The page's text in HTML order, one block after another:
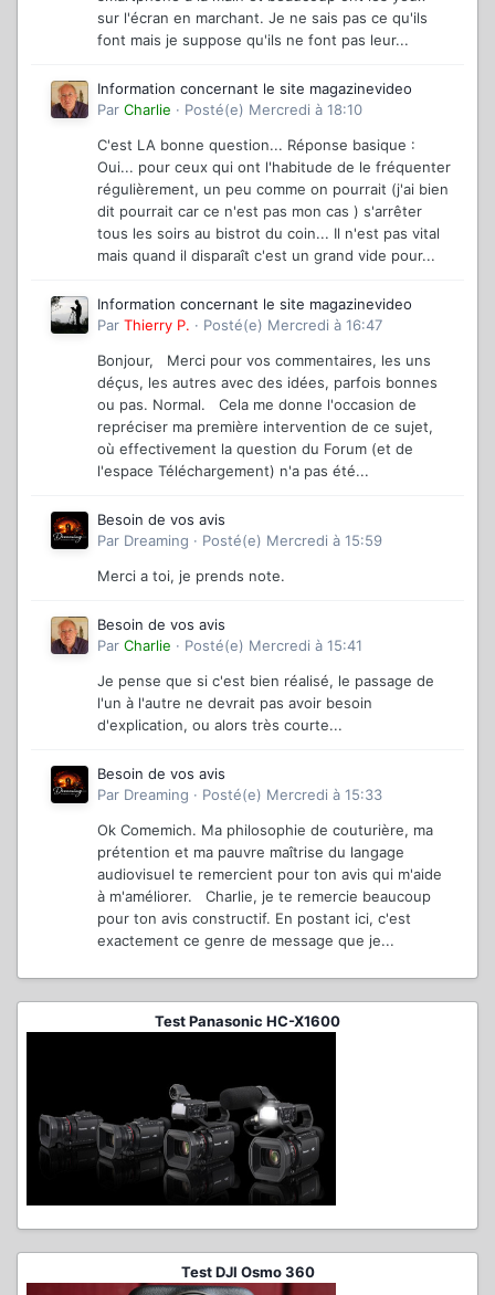
sur l'écran en marchant. Je ne sais pas ce qu'ils
font mais je suppose qu'ils ne font pas leur...
Information concernant le site magazinevideo
Par Charlie · Posté(e) Mercredi à 18:10
C'est LA bonne question... Réponse basique :
Oui... pour ceux qui ont l'habitude de le fréquenter
régulièrement, un peu comme on pourrait (j'ai bien
dit pourrait car ce n'est pas mon cas ) s'arrêter
tous les soirs au bistrot du coin... Il n'est pas vital
mais quand il disparaît c'est un grand vide pour...
Information concernant le site magazinevideo
Par Thierry P. · Posté(e) Mercredi à 16:47
Bonjour, Merci pour vos commentaires, les uns
déçus, les autres avec des idées, parfois bonnes
ou pas. Normal. Cela me donne l'occasion de
repréciser ma première intervention de ce sujet,
où effectivement la question du Forum (et de
l'espace Téléchargement) n'a pas été...
Besoin de vos avis
Par Dreaming · Posté(e) Mercredi à 15:59
Merci a toi, je prends note.
Besoin de vos avis
Par Charlie · Posté(e) Mercredi à 15:41
Je pense que si c'est bien réalisé, le passage de
l'un à l'autre ne devrait pas avoir besoin
d'explication, ou alors très courte...
Besoin de vos avis
Par Dreaming · Posté(e) Mercredi à 15:33
Ok Comemich. Ma philosophie de couturière, ma
prétention et ma pauvre maîtrise du langage
audiovisuel te remercient pour ton avis qui m'aide
à m'améliorer. Charlie, je te remercie beaucoup
pour ton avis constructif. En postant ici, c'est
exactement ce genre de message que je...
Test Panasonic HC-X1600
Test DJI Osmo 360